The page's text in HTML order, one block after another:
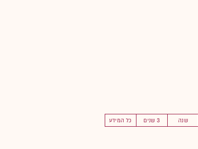
שנה 3 שנים כל המידע